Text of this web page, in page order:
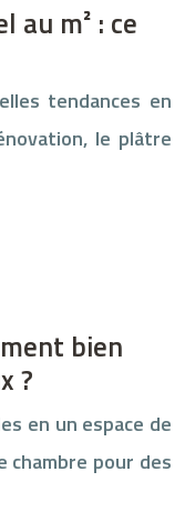
m² : ce
tendances en
le plâtre
bien
?
en un espace de
chambre pour des